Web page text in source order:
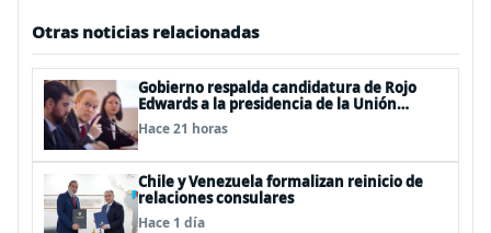
Otras noticias relacionadas
Gobierno respalda candidatura de Rojo
Edwards a la presidencia de la Unión
Interparlamentaria (UIP)
Hace 21 horas
Chile y Venezuela formalizan reinicio de
relaciones consulares
Hace 1 día